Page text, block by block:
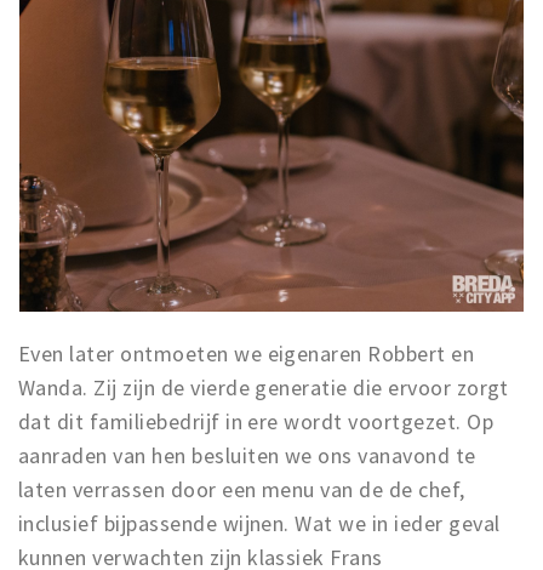
Even later ontmoeten we eigenaren Robbert en
Wanda. Zij zijn de vierde generatie die ervoor zorgt
dat dit familiebedrijf in ere wordt voortgezet. Op
aanraden van hen besluiten we ons vanavond te
laten verrassen door een menu van de de chef,
inclusief bijpassende wijnen. Wat we in ieder geval
kunnen verwachten zijn klassiek Frans